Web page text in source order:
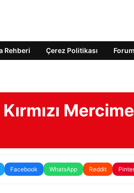
Rehberi Çerez Politikası Forum
Facebook WhatsApp Reddit